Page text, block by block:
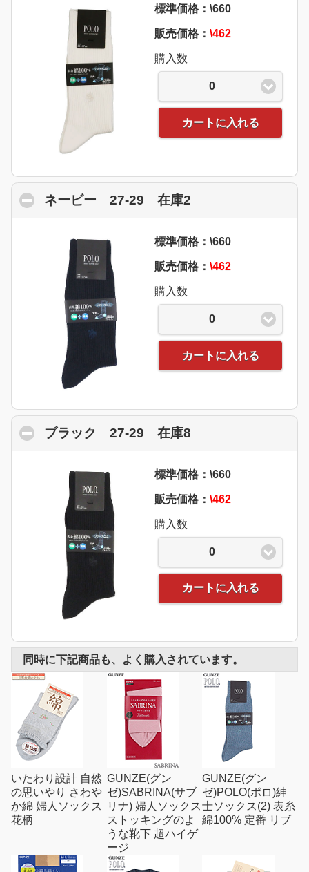
標準価格：\660
販売価格： \462
購入数
0
カートに入れる
ネービー 27-29 在庫2
標準価格：\660
販売価格： \462
購入数
0
カートに入れる
ブラック 27-29 在庫8
標準価格：\660
販売価格： \462
購入数
0
カートに入れる
同時に下記商品も、よく購入されています。
いたわり設計 自然
の思いやり さわや
か綿 婦人ソックス
花柄
GUNZE(グン
ゼ)SABRINA(サブ
リナ) 婦人ソックス
ストッキングのよ
うな靴下 超ハイゲ
ージ
GUNZE(グン
ゼ)POLO(ポロ)紳
士ソックス(2) 表糸
綿100% 定番 リブ